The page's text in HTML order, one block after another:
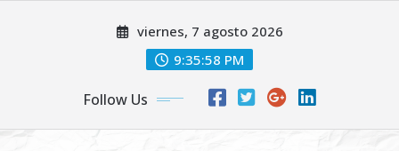
viernes, 7 agosto 2026
9:35:59 PM
Follow Us